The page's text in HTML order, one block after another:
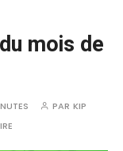
mois de
PAR KIP